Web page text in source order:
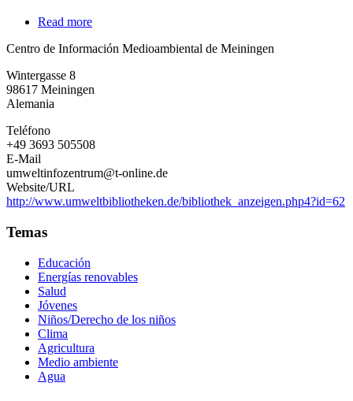
Read more
de
de
Centro de Información Medioambiental de Meiningen
Wintergasse 8
98617 Meiningen
Alemania
Teléfono
+49 3693 505508
E-Mail
umweltinfozentrum@t-online.de
Website/URL
http://www.umweltbibliotheken.de/bibliothek_anzeigen.php4?id=62
Temas
Educación
Energías renovables
Salud
Jóvenes
Niños/Derecho de los niños
Clima
Agricultura
Medio ambiente
Agua